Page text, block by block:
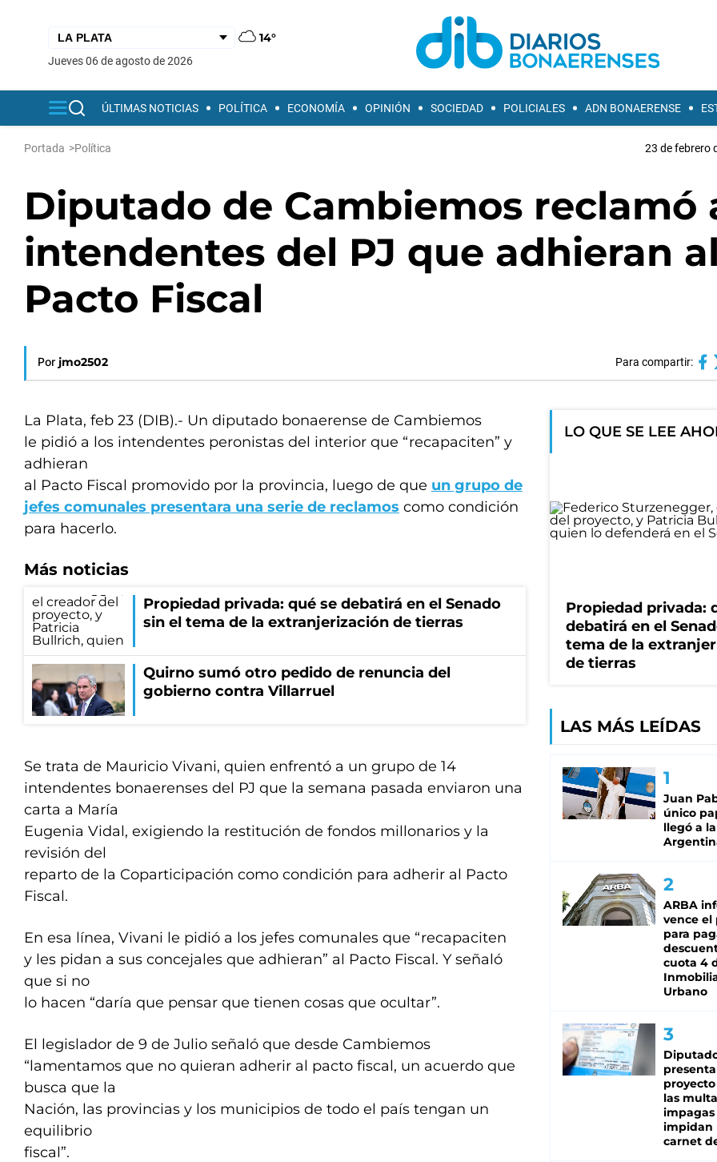
14°
jueves 06 de agosto de 2026
ÚLTIMAS NOTICIAS POLÍTICA ECONOMÍA OPINIÓN SOCIEDAD POLICIALES ADN BONAERENSE
Portada >Política 23 de febrero
Diputado de Cambiemos reclamó
intendentes del PJ que adhieran al
Pacto Fiscal
Por jmo2502 Para compartir:
La Plata, feb 23 (DIB).- Un diputado bonaerense de Cambiemos
le pidió a los intendentes peronistas del interior que “recapaciten” y
adhieran
al Pacto Fiscal promovido por la provincia, luego de que un grupo de
jefes comunales presentara una serie de reclamos como condición
para hacerlo.
Más noticias
Propiedad privada: qué se debatirá en el Senado
sin el tema de la extranjerización de tierras
Quirno sumó otro pedido de renuncia del
gobierno contra Villarruel
Se trata de Mauricio Vivani, quien enfrentó a un grupo de 14
intendentes bonaerenses del PJ que la semana pasada enviaron una
carta a María
Eugenia Vidal, exigiendo la restitución de fondos millonarios y la
revisión del
reparto de la Coparticipación como condición para adherir al Pacto
Fiscal.
En esa línea, Vivani le pidió a los jefes comunales que “recapaciten
y les pidan a sus concejales que adhieran” al Pacto Fiscal. Y señaló
que si no
lo hacen “daría que pensar que tienen cosas que ocultar”.
El legislador de 9 de Julio señaló que desde Cambiemos
“lamentamos que no quieran adherir al pacto fiscal, un acuerdo que
busca que la
Nación, las provincias y los municipios de todo el país tengan un
equilibrio
fiscal”.
LO QUE SE LEE
Propiedad privada:
debatirá en el
tema de la
de tierras
LAS MÁS LEÍDAS
Juan
único
llegó a la
ARBA
vence el
para
cuota 4
Urbano
las
impagas
impidan
carnet